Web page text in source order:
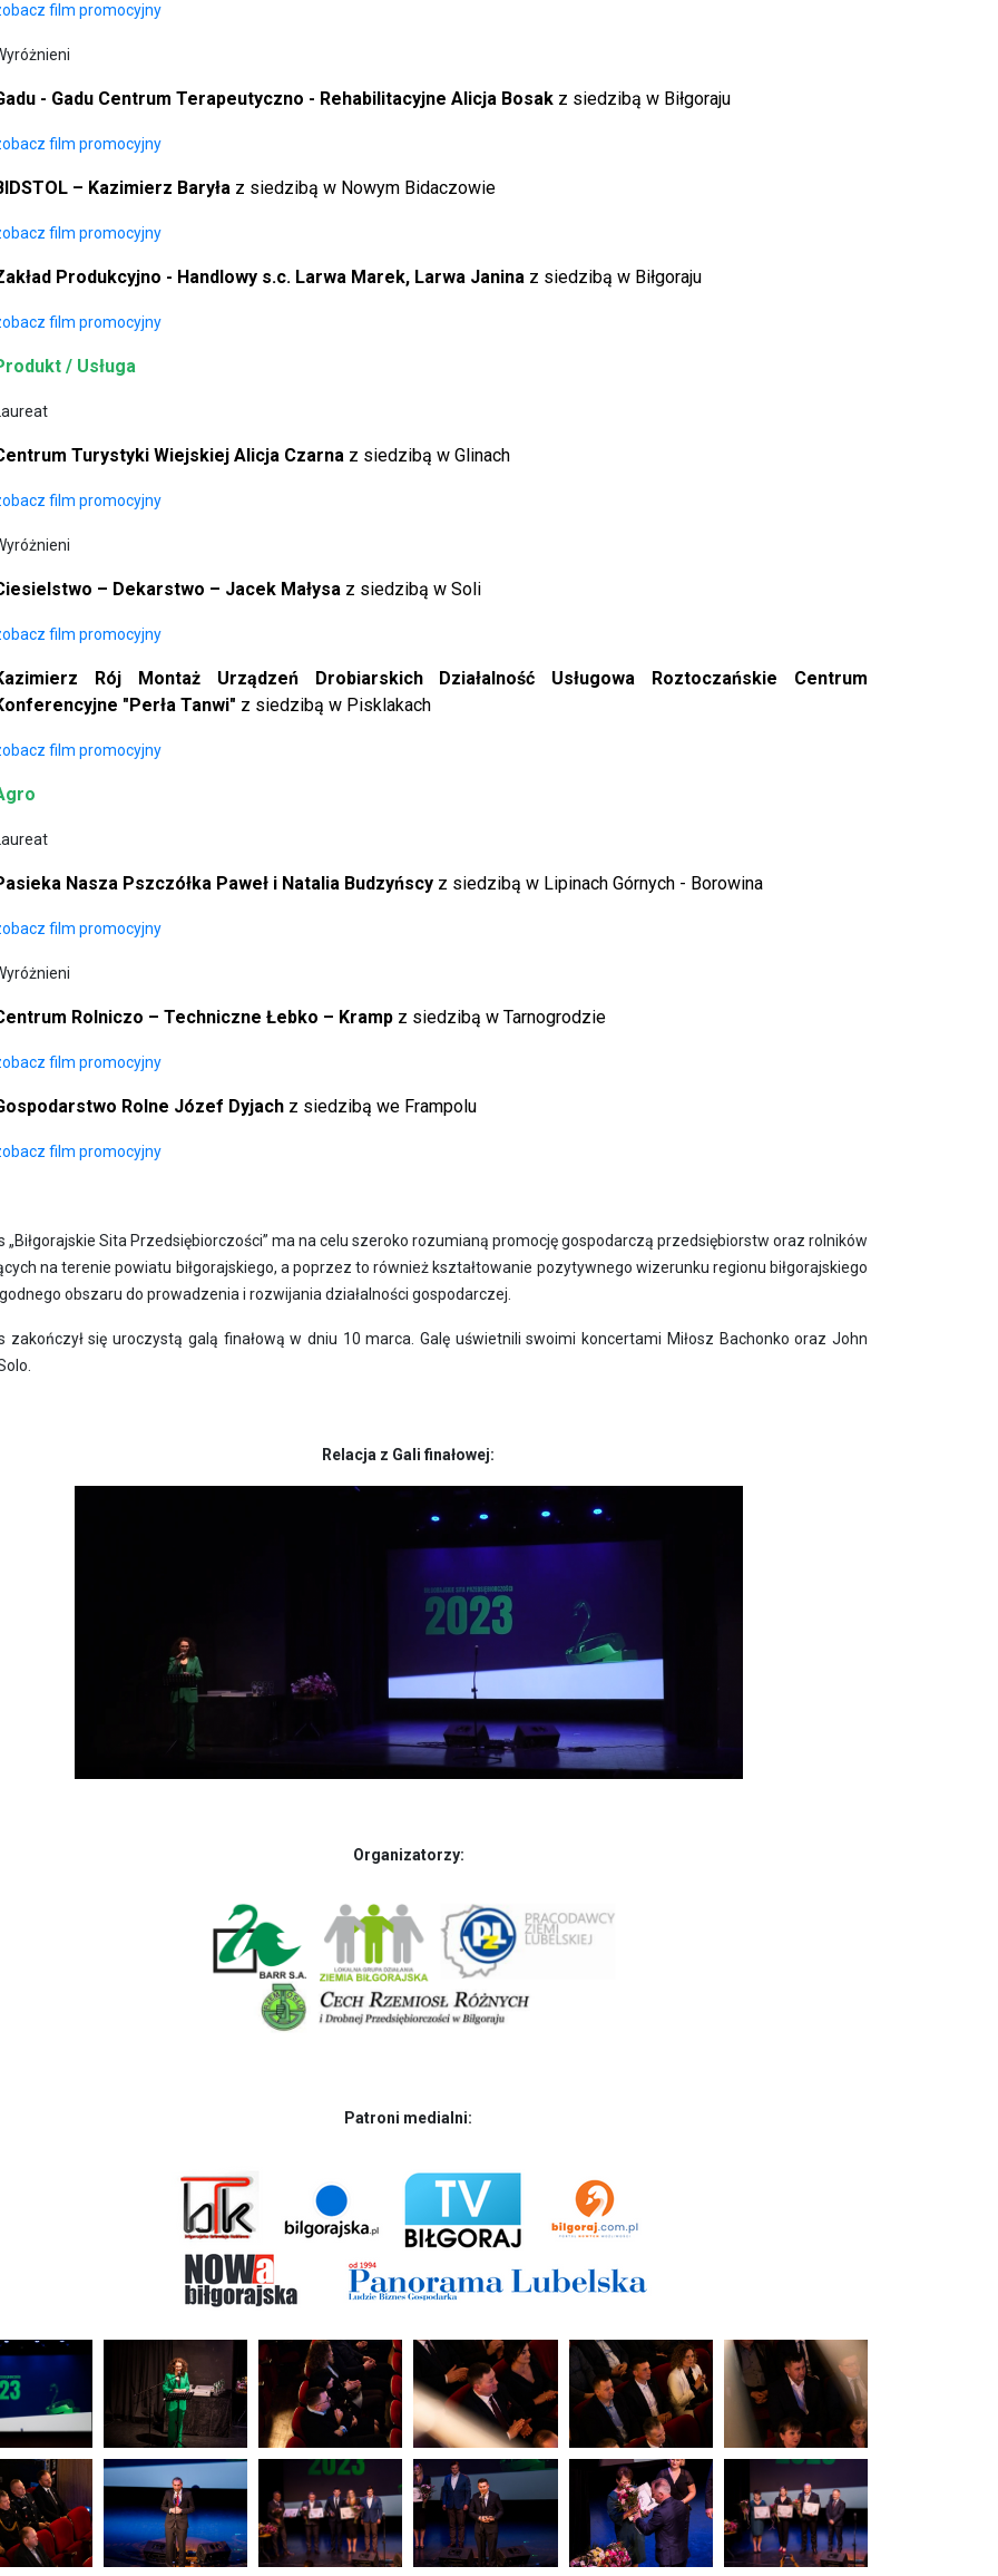
film promocyjny
- Gadu Centrum Terapeutyczno - Rehabilitacyjne Alicja Bosak z siedzibą w Biłgoraju
film promocyjny
– Kazimierz Baryła z siedzibą w Nowym Bidaczowie
film promocyjny
Produkcyjno - Handlowy s.c. Larwa Marek, Larwa Janina z siedzibą w Biłgoraju
film promocyjny
/ Usługa
Turystyki Wiejskiej Alicja Czarna z siedzibą w Glinach
film promocyjny
– Dekarstwo – Jacek Małysa z siedzibą w Soli
film promocyjny
Rój Montaż Urządzeń Drobiarskich Działalność Usługowa Roztoczańskie Centrum
"Perła Tanwi" z siedzibą w Pisklakach
film promocyjny
Nasza Pszczółka Paweł i Natalia Budzyńscy z siedzibą w Lipinach Górnych - Borowina
film promocyjny
Rolniczo – Techniczne Łebko – Kramp z siedzibą w Tarnogrodzie
film promocyjny
Rolne Józef Dyjach z siedzibą we Frampolu
film promocyjny
„Biłgorajskie Sita Przedsiębiorczości” ma na celu szeroko rozumianą promocję gospodarczą przedsiębiorstw oraz rolników
na terenie powiatu biłgorajskiego, a poprzez to również kształtowanie pozytywnego wizerunku regionu biłgorajskiego
obszaru do prowadzenia i rozwijania działalności gospodarczej.
zakończył się uroczystą galą finałową w dniu 10 marca. Galę uświetnili swoimi koncertami Miłosz Bachonko oraz John
Relacja z Gali finałowej:
Organizatorzy:
Patroni medialni: